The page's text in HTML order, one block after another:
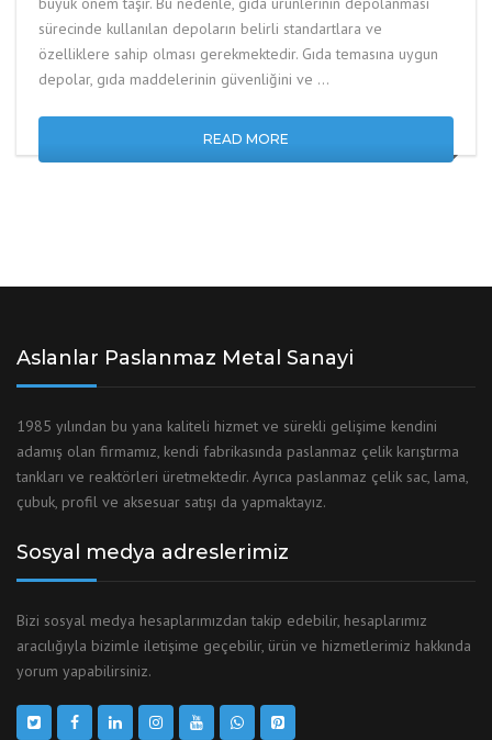
sürecinde kullanılan depoların belirli standartlara ve
özelliklere sahip olması gerekmektedir. Gıda temasına uygun
depolar, gıda maddelerinin güvenliğini ve …
READ MORE
Aslanlar Paslanmaz Metal Sanayi
1985 yılından bu yana kaliteli hizmet ve sürekli gelişime kendini
adamış olan firmamız, kendi fabrikasında paslanmaz çelik karıştırma
tankları ve reaktörleri üretmektedir. Ayrıca paslanmaz çelik sac, lama,
çubuk, profil ve aksesuar satışı da yapmaktayız.
Sosyal medya adreslerimiz
Bizi sosyal medya hesaplarımızdan takip edebilir, hesaplarımız
aracılığıyla bizimle iletişime geçebilir, ürün ve hizmetlerimiz hakkında
yorum yapabilirsiniz.